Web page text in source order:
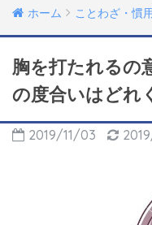
ホーム ことわざ・慣
胸を打たれるの
の度合いはどれ
2019/11/03